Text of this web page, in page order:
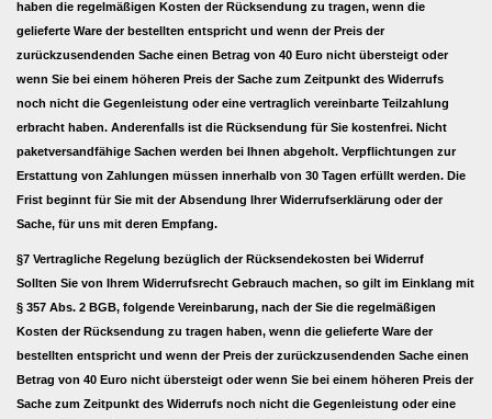
haben die regelmäßigen Kosten der Rücksendung zu tragen, wenn die
gelieferte Ware der bestellten entspricht und wenn der Preis der
zurückzusendenden Sache einen Betrag von 40 Euro nicht übersteigt oder
wenn Sie bei einem höheren Preis der Sache zum Zeitpunkt des Widerrufs
noch nicht die Gegenleistung oder eine vertraglich vereinbarte Teilzahlung
erbracht haben. Anderenfalls ist die Rücksendung für Sie kostenfrei. Nicht
paketversandfähige Sachen werden bei Ihnen abgeholt. Verpflichtungen zur
Erstattung von Zahlungen müssen innerhalb von 30 Tagen erfüllt werden. Die
Frist beginnt für Sie mit der Absendung Ihrer Widerrufserklärung oder der
Sache, für uns mit deren Empfang.
§7 Vertragliche Regelung bezüglich der Rücksendekosten bei Widerruf
Sollten Sie von Ihrem Widerrufsrecht Gebrauch machen, so gilt im Einklang mit
§ 357 Abs. 2 BGB, folgende Vereinbarung, nach der Sie die regelmäßigen
Kosten der Rücksendung zu tragen haben, wenn die gelieferte Ware der
bestellten entspricht und wenn der Preis der zurückzusendenden Sache einen
Betrag von 40 Euro nicht übersteigt oder wenn Sie bei einem höheren Preis der
Sache zum Zeitpunkt des Widerrufs noch nicht die Gegenleistung oder eine